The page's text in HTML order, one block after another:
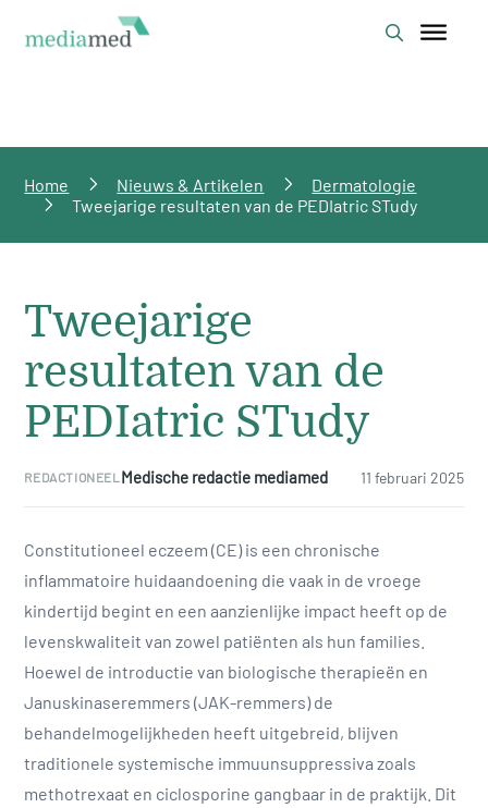
Home Nieuws & Artikelen
Dermatologie
Tweejarige resultaten van de PEDIatric STudy
Tweejarige
resultaten van de
PEDIatric STudy
REDACTIONEEL Medische redactie mediamed 11 februari 2025
Constitutioneel eczeem (CE) is een chronische
inflammatoire huidaandoening die vaak in de vroege
kindertijd begint en een aanzienlijke impact heeft op de
levenskwaliteit van zowel patiënten als hun families.
Hoewel de introductie van biologische therapieën en
Januskinaseremmers (JAK-remmers) de
behandelmogelijkheden heeft uitgebreid, blijven
traditionele systemische immuunsuppressiva zoals
methotrexaat en ciclosporine gangbaar in de praktijk. Dit